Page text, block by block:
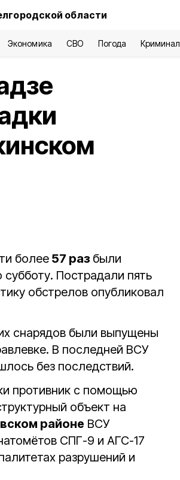
области
Экономика СВО Погода Криминал
более 57 раз были
Пострадали пять
обстрелов опубликовал
снарядов были выпущены
В последней ВСУ
без последствий.
противник с помощью
объект на
районе ВСУ
СПГ-9 и АГС-17
разрушений и